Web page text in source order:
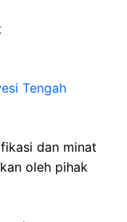
Tengah
dan minat
oleh pihak